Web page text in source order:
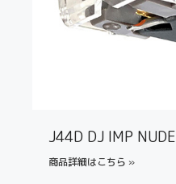
J44D DJ IMP NUDE
商品詳細はこちら »